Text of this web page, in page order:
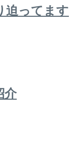
迫ってます
介